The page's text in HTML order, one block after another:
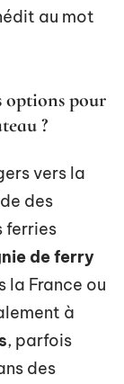
au mot
options pour
?
vers la
des
ferries
de ferry
la France ou
à
, parfois
des